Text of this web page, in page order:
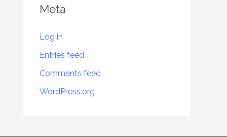
Meta
Log in
Entries feed
Comments feed
WordPress.org